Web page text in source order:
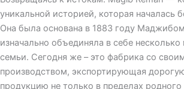
уникальной историей, которая началась
Она была основана в 1883 году
изначально объединяла в себе несколько
семьи. Сегодня же – это фабрика со
производством, экспортирующая
продукцию не только в пределах